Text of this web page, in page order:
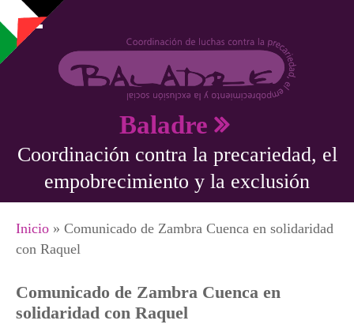
Pasar al contenido principal
Baladre
Coordinación contra la precariedad, el
empobrecimiento y la exclusión
Se encuentra usted aquí
Inicio » Comunicado de Zambra Cuenca en solidaridad
con Raquel
Comunicado de Zambra Cuenca en
solidaridad con Raquel